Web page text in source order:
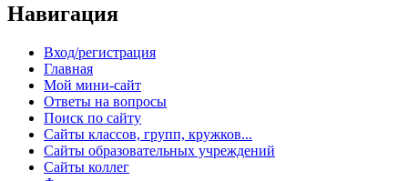
Навигация
Вход/регистрация
Главная
Мой мини-сайт
Ответы на вопросы
Поиск по сайту
Сайты классов, групп, кружков...
Сайты образовательных учреждений
Сайты коллег